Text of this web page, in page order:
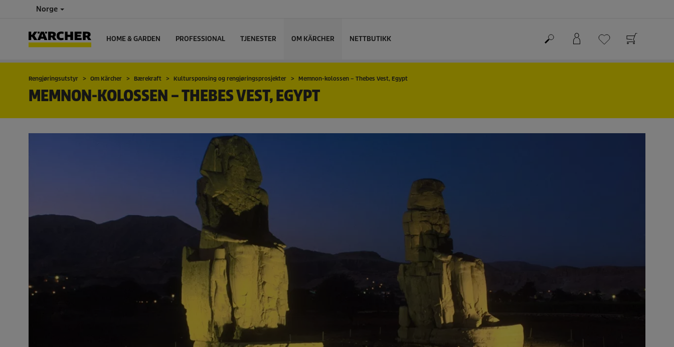
Norge
HOME & GARDEN PROFESSIONAL TJENESTER OM KÄRCHER NETTBUTIKK
Rengjøringsutstyr Om Kärcher Bærekraft Kultursponsing og rengjøringsprosjekter Memnon-kolossen – Thebes Vest, Egypt
MEMNON-KOLOSSEN – THEBES VEST, EGYPT